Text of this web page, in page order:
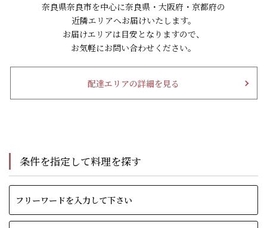
奈良県奈良市を中心に奈良県・大阪府・京都府の
近隣エリアへお届けいたします。
お届けエリアは目安となりますので、
お気軽にお問い合わせください。
配達エリアの詳細を見る
条件を指定して料理を探す